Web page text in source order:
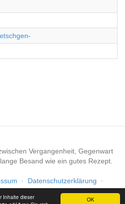
OK
Inhalte dieser
Vergangenheit, Gegenwart
Besand wie ein gutes Rezept.
· Datenschutzerklärung
·